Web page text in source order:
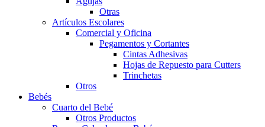
Otras
Artículos Escolares
Comercial y Oficina
Pegamentos y Cortantes
Cintas Adhesivas
Hojas de Repuesto para Cutters
Trinchetas
Otros
Bebés
Cuarto del Bebé
Otros Productos